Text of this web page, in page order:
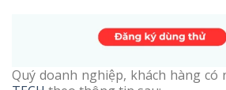
Quý doanh nghiệp, khách hàng có